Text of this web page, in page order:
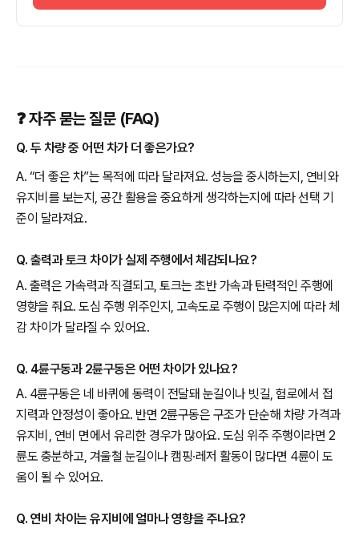
❓ 자주 묻는 질문 (FAQ)
Q. 두 차량 중 어떤 차가 더 좋은가요?
A. “더 좋은 차”는 목적에 따라 달라져요. 성능을 중시하는지, 연비와
유지비를 보는지, 공간 활용을 중요하게 생각하는지에 따라 선택 기
준이 달라져요.
Q. 출력과 토크 차이가 실제 주행에서 체감되나요?
A. 출력은 가속력과 직결되고, 토크는 초반 가속과 탄력적인 주행에
영향을 줘요. 도심 주행 위주인지, 고속도로 주행이 많은지에 따라 체
감 차이가 달라질 수 있어요.
Q. 4륜구동과 2륜구동은 어떤 차이가 있나요?
A. 4륜구동은 네 바퀴에 동력이 전달돼 눈길이나 빗길, 험로에서 접
지력과 안정성이 좋아요. 반면 2륜구동은 구조가 단순해 차량 가격과
유지비, 연비 면에서 유리한 경우가 많아요. 도심 위주 주행이라면 2
륜도 충분하고, 겨울철 눈길이나 캠핑·레저 활동이 많다면 4륜이 도
움이 될 수 있어요.
Q. 연비 차이는 유지비에 얼마나 영향을 주나요?